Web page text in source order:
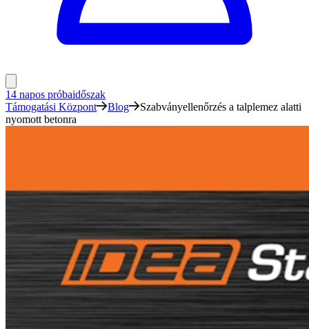
14 napos próbaidőszak
Támogatási Központ
Blog
Szabványellenőrzés a talplemez alatti
nyomott betonra